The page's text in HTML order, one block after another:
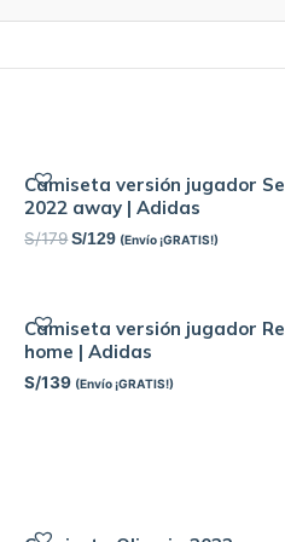
Camiseta versión jugador
2022 away | Adidas
S/179 S/129 (Envío ¡GRATIS!)
Camiseta versión jugador
home | Adidas
S/139 (Envío ¡GRATIS!)